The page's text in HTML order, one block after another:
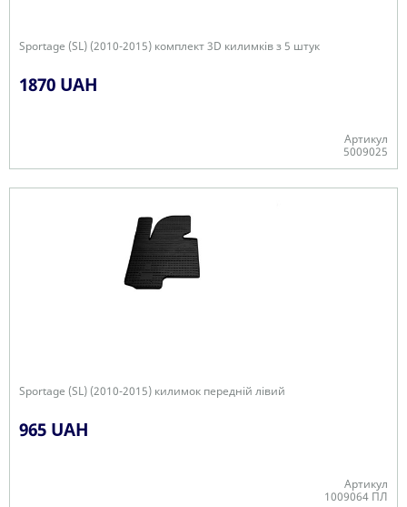
Sportage (SL) (2010-2015) комплект 3D килимків з 5 штук
1870 UAH
Артикул
5009025
Sportage (SL) (2010-2015) килимок передній лівий
965 UAH
Артикул
1009064 ПЛ